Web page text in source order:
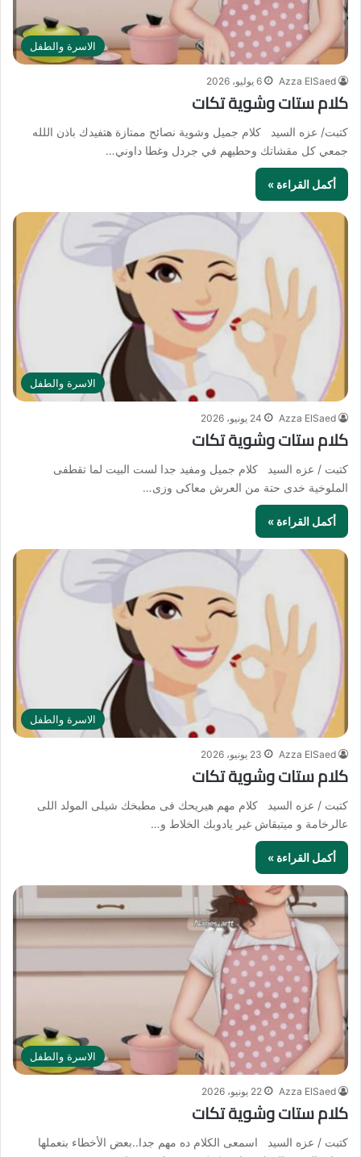
الاسرة والطفل
Azza ElSaed 6 يوليو، 2026
كلام ستات وشوية تكات
كتبت/ عزه السيد كلام جميل وشوية نصائح ممتازة هتفيدك باذن اللله
جمعي كل مقشاتك وحطيهم في جردل وغطا داوني…
أكمل القراءة »
الاسرة والطفل
Azza ElSaed 24 يونيو، 2026
كلام ستات وشوية تكات
كتبت / عزه السيد كلام جميل ومفيد جدا لست البيت لما تقطفى
الملوخية خدى حتة من العرش معاكى وزى…
أكمل القراءة »
الاسرة والطفل
Azza ElSaed 23 يونيو، 2026
كلام ستات وشوية تكات
كتبت / عزه السيد كلام مهم هيريحك فى مطبخك شيلى المولد اللى
عالرخامة و ميتبقاش غير يادوبك الخلاط و…
أكمل القراءة »
الاسرة والطفل
Azza ElSaed 22 يونيو، 2026
كلام ستات وشوية تكات
كتبت / عزه السيد اسمعى الكلام ده مهم جدا..بعض الأخطاء بنعملها